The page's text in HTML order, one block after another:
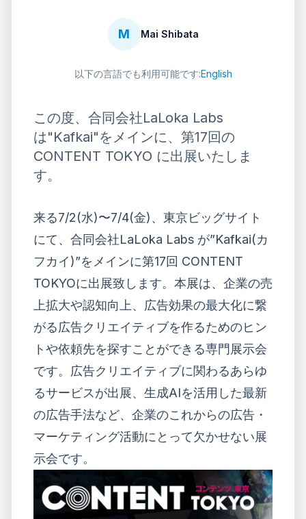
M Mai Shibata
以下の言語でも利用可能です:English
この度、合同会社LaLoka Labs
は"Kafkai"をメインに、第17回の
CONTENT TOKYO に出展いたしま
す。
来る7/2(水)〜7/4(金)、東京ビッグサイト
にて、合同会社LaLoka Labs が”Kafkai(カ
フカイ)”をメインに第17回 CONTENT
TOKYOに出展致します。本展は、企業の売
上拡大や認知向上、広告効果の最大化に繋
がる広告クリエイティブを作るためのヒン
トや依頼先を探すことができる専門展示会
です。広告クリエイティブに関わるあらゆ
るサービスが出展、生成AIを活用した最新
の広告手法など、企業のこれからの広告・
マーケティング活動にとって欠かせない展
示会です。